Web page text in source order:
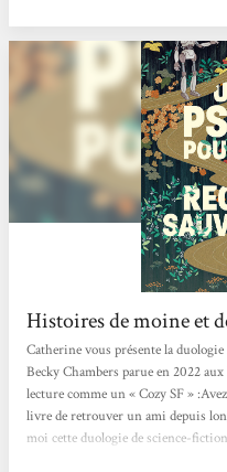
sans nier nos zones d'ombre....
Histoires de moine et
Catherine vous présente la
Becky Chambers parue en 2022
lecture comme un « Cozy SF »
livre de retrouver un ami depuis
moi cette duologie de science-